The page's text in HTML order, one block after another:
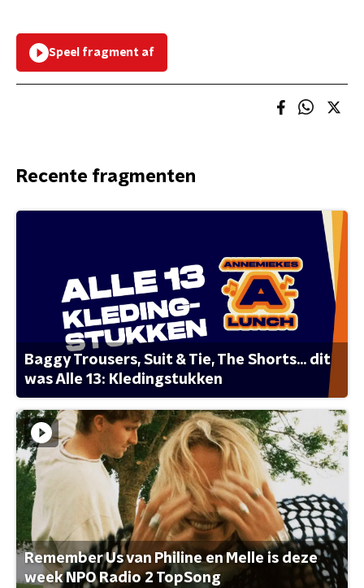
Speel fragment af
Recente fragmenten
Baggy Trousers, Suit & Tie, The Shorts... dit
was Alle 13: Kledingstukken
Remember Us van Philine en Melle is deze
week NPO Radio 2 TopSong